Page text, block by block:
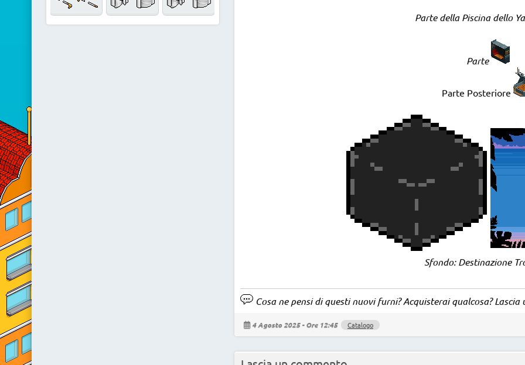
Parte della Piscina dello
Parte
Parte Posteriore
Sfondo: Destinazione
Cosa ne pensi di questi nuovi furni? Acquisterai qualcosa? Lascia
4 Agosto 2025 - Ore 12:45 Catalogo